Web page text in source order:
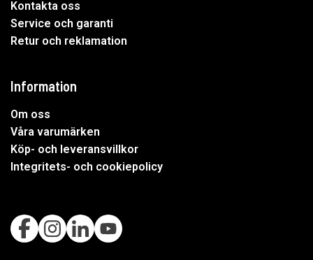
Kontakta oss
Service och garanti
Retur och reklamation
Information
Om oss
Våra varumärken
Köp- och leveransvillkor
Integritets- och cookiepolicy